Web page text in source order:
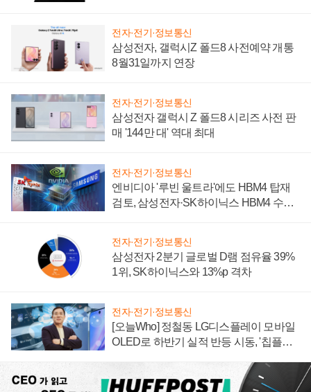
전자·전기·정보통신
삼성전자, 갤럭시Z 폴드8 사전예약 개통
8월31일까지 연장
전자·전기·정보통신
삼성전자 갤럭시 Z 폴드8 시리즈 사전 판
매 '144만 대' 역대 최대
전자·전기·정보통신
엔비디아 '루빈 울트라'에도 HBM4 탑재
검토, 삼성전자·SK하이닉스 HBM4 수율
전자·전기·정보통신
삼성전자 2분기 글로벌 D램 점유율 39%
1위, SK하이닉스와 13%p 격차
전자·전기·정보통신
[오늘Who] 정철동 LG디스플레이 모바일
OLED로 하반기 실적 반등 시동, '칩플레